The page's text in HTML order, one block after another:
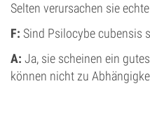
Selten verursachen sie
F: Sind Psilocybe cubensis
A: Ja, sie scheinen ein
können nicht zu